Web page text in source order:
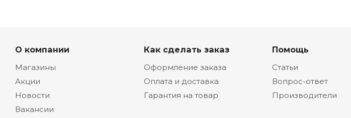
О компании
Магазины
Акции
Новости
Вакансии
Как сделать заказ
Оформление заказа
Оплата и доставка
Гарантия на товар
Помощь
Статьи
Вопрос-ответ
Производители